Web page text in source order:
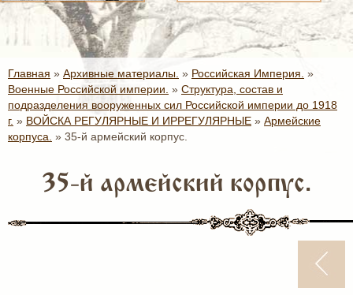
Главная » Архивные материалы. » Российская Империя. »
Военные Российской империи. » Структура, состав и
подразделения вооруженных сил Российской империи до 1918
г. » ВОЙСКА РЕГУЛЯРНЫЕ И ИРРЕГУЛЯРНЫЕ » Армейские
корпуса. » 35-й армейский корпус.
35-й армейский корпус.